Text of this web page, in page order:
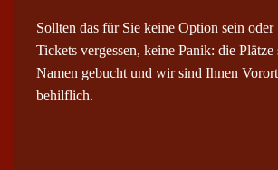
Sollten das für Sie keine Option sein oder
Tickets vergessen, keine Panik: die
Namen gebucht und wir sind Ihnen
behilflich.